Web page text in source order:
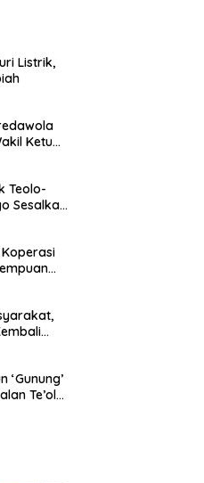
Listrik,
Ketua
Teolo-
Sesalkan
‘Gunung’
Te’olo